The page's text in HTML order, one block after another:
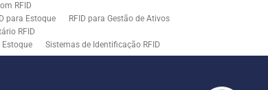
RFID
para Estoque
RFID para Gestão de Ativos
RFID
Estoque
Sistemas de Identificação RFID
RFID
para Integração de Sistemas